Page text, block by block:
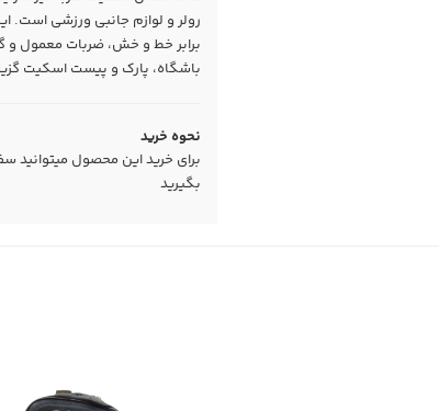
رولر و لوازم جانبی ورزشی است.
برابر خط و خش، ضربات معمول و
باشگاه، پارک و پیست اسکیت
نحوه خرید
برای خرید این محصول میتوانید
بگیرید